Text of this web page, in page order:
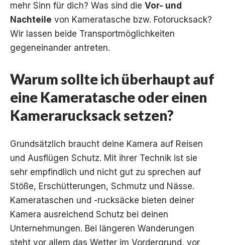
mehr Sinn für dich? Was sind die Vor- und
Nachteile von Kameratasche bzw. Fotorucksack?
Wir lassen beide Transportmöglichkeiten
gegeneinander antreten.
Warum sollte ich überhaupt auf
eine Kameratasche oder einen
Kamerarucksack setzen?
Grundsätzlich braucht deine Kamera auf Reisen
und Ausflügen Schutz. Mit ihrer Technik ist sie
sehr empfindlich und nicht gut zu sprechen auf
Stöße, Erschütterungen, Schmutz und Nässe.
Kamerataschen und -rucksäcke bieten deiner
Kamera ausreichend Schutz bei deinen
Unternehmungen. Bei längeren Wanderungen
steht vor allem das Wetter im Vordergrund, vor